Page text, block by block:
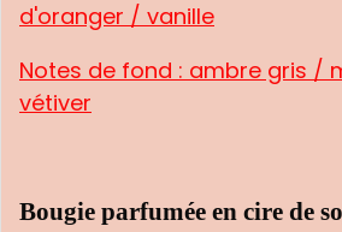
d'oranger / vanille
Notes de fond : ambre gris /
vétiver
Bougie parfumée en cire de